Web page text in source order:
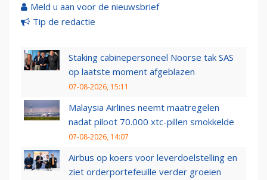
Meld u aan voor de nieuwsbrief
Tip de redactie
Staking cabinepersoneel Noorse tak SAS
op laatste moment afgeblazen
07-08-2026, 15:11
Malaysia Airlines neemt maatregelen
nadat piloot 70.000 xtc-pillen smokkelde
07-08-2026, 14:07
Airbus op koers voor leverdoelstelling en
ziet orderportefeuille verder groeien